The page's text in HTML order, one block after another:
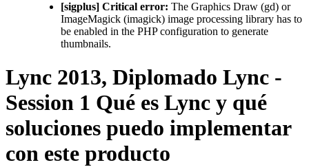
[sigplus] Critical error: The Graphics Draw (gd) or
ImageMagick (imagick) image processing library has to
be enabled in the PHP configuration to generate
thumbnails.
Lync 2013, Diplomado Lync -
Session 1 Qué es Lync y qué
soluciones puedo implementar
con este producto